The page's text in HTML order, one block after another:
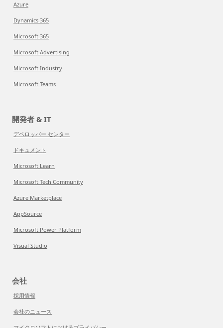
Azure
Dynamics 365
Microsoft 365
Microsoft Advertising
Microsoft Industry
Microsoft Teams
開発者 & IT
デベロッパー センター
ドキュメント
Microsoft Learn
Microsoft Tech Community
Azure Marketplace
AppSource
Microsoft Power Platform
Visual Studio
会社
採用情報
会社のニュース